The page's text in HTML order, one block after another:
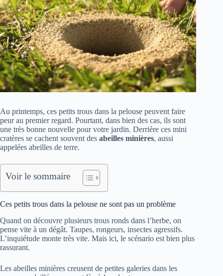
Au printemps, ces petits trous dans la pelouse peuvent faire
peur au premier regard. Pourtant, dans bien des cas, ils sont
une très bonne nouvelle pour votre jardin. Derrière ces mini
cratères se cachent souvent des abeilles minières, aussi
appelées abeilles de terre.
Voir le sommaire
Ces petits trous dans la pelouse ne sont pas un problème
Quand on découvre plusieurs trous ronds dans l’herbe, on
pense vite à un dégât. Taupes, rongeurs, insectes agressifs.
L’inquiétude monte très vite. Mais ici, le scénario est bien plus
rassurant.
Les abeilles minières creusent de petites galeries dans les